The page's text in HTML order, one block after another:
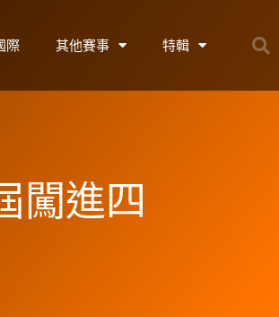
際 其他賽事 特輯
闖進四